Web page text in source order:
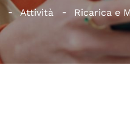
Attività Ricarica e